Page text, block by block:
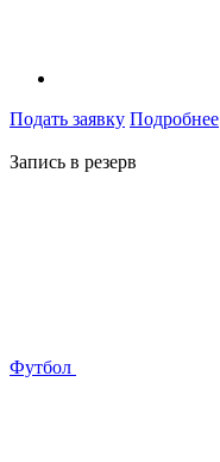
Подать заявку Подробнее
Запись в резерв
Футбол